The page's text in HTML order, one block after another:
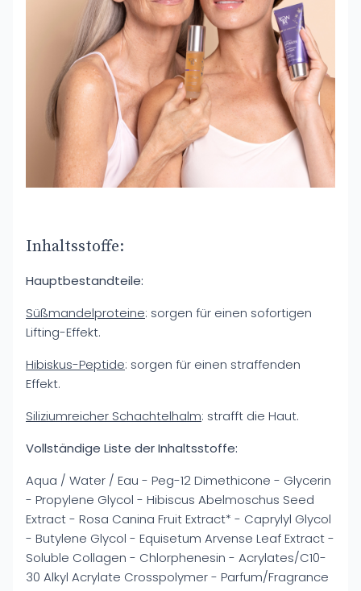
Inhaltsstoffe:
Hauptbestandteile:
Süßmandelproteine: sorgen für einen sofortigen
Lifting-Effekt.
Hibiskus-Peptide: sorgen für einen straffenden
Effekt.
Siliziumreicher Schachtelhalm: strafft die Haut.
Vollständige Liste der Inhaltsstoffe:
Aqua / Water / Eau - Peg-12 Dimethicone - Glycerin
- Propylene Glycol - Hibiscus Abelmoschus Seed
Extract - Rosa Canina Fruit Extract* - Caprylyl Glycol
- Butylene Glycol - Equisetum Arvense Leaf Extract -
Soluble Collagen - Chlorphenesin - Acrylates/C10-
30 Alkyl Acrylate Crosspolymer - Parfum/Fragrance